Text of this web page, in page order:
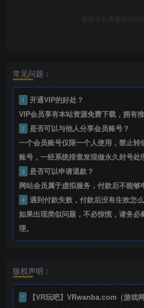
请登录后查看评论内容
常见问题：
1
开通VIP的好处？
VIP会员享有本站资源免费下载，拥有
2
是否可以与他人分享会员账号？
一个会员账号仅限一个人使用，禁止转
账号，一经系统排查发现做永久封号处
3
是否可以申请退款？
网站会员属于虚拟服务，付款后不能够
4 遇到付款失败，付款后没有生效怎
如果出现类似问题，不必惊慌，请务必
理。
版权声明：
*
【VR玩吧】VRwanba.com（游戏